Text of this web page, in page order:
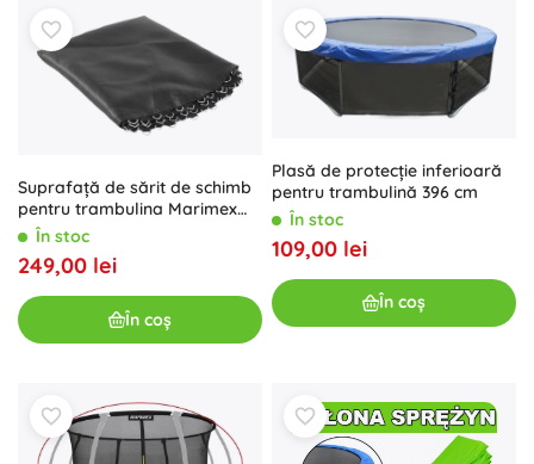
Suprafață de sărit de schimb
pentru trambulina Marimex
396 cm (80 arcuri, diametru
În stoc
249,00 lei
În coș
Plasă de protecție inferioară
pentru trambulină 396 cm
În stoc
109,00 lei
În coș